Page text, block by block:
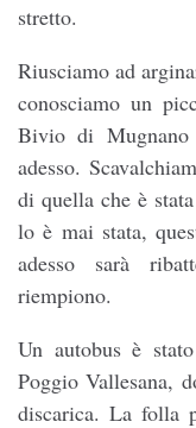
stretto.
Riusciamo ad
conosciamo un
Bivio di
adesso.
di quella che è
lo è mai stata,
adesso sarà
riempiono.
Un autobus è
Poggio Vallesana,
discarica. La folla